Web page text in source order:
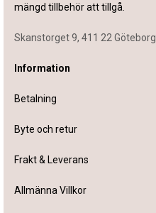
mängd tillbehör att tillgå.
Skanstorget 9, 411 22 Göteborg
Information
Betalning
Byte och retur
Frakt & Leverans
Allmänna Villkor